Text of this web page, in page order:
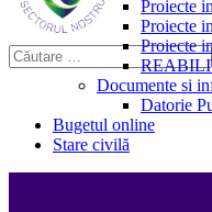
Proiecte
Proiecte
Proiecte
Documente si
Datorie
Bugetul online
Stare civilă